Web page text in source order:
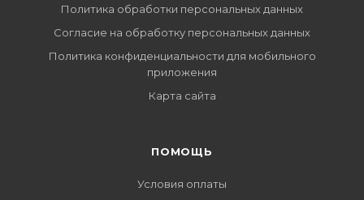
Политика обработки персональных данных
Согласие на обработку персональных данных
Политика конфиденциальности для мобильного
приложения
Карта сайта
ПОМОЩЬ
Условия оплаты